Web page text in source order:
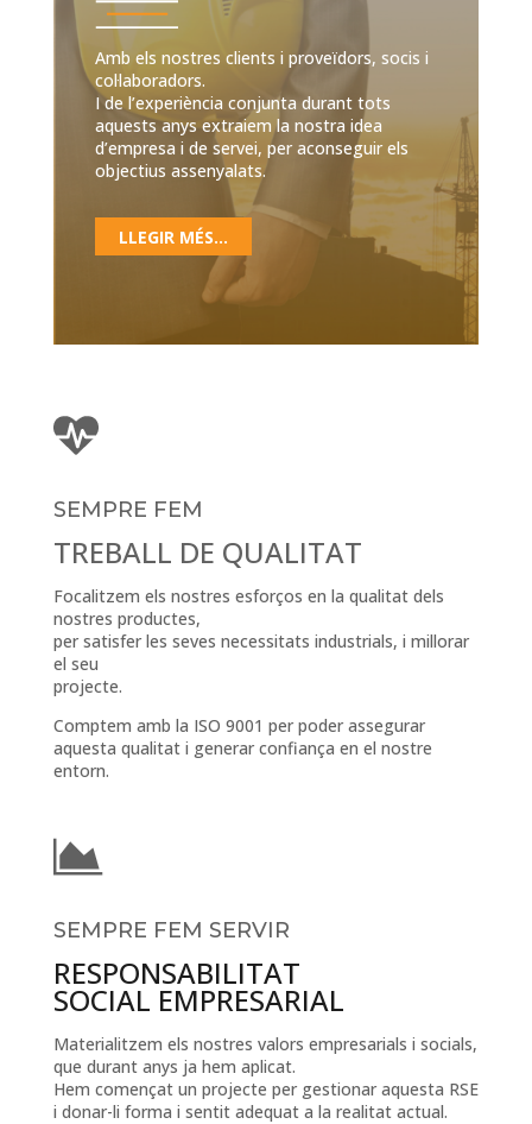
Amb els nostres clients i proveïdors, socis i
col·laboradors.
I de l’experiència conjunta durant tots
aquests anys extraiem la nostra idea
d’empresa i de servei, per aconseguir els
objectius assenyalats.
LLEGIR MÉS...
SEMPRE FEM
TREBALL DE QUALITAT
Focalitzem els nostres esforços en la qualitat dels
nostres productes,
per satisfer les seves necessitats industrials, i millorar
el seu
projecte.
Comptem amb la ISO 9001 per poder assegurar
aquesta qualitat i generar confiança en el nostre
entorn.
SEMPRE FEM SERVIR
RESPONSABILITAT
SOCIAL EMPRESARIAL
Materialitzem els nostres valors empresarials i socials,
que durant anys ja hem aplicat.
Hem començat un projecte per gestionar aquesta RSE
i donar-li forma i sentit adequat a la realitat actual.